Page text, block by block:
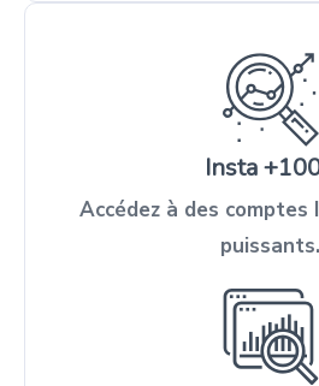
Insta
Accédez à des
puissants.